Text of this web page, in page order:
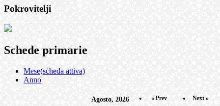
Pokrovitelji
Schede primarie
Mese(scheda attiva)
Anno
Agosto, 2026 « Prev Next »